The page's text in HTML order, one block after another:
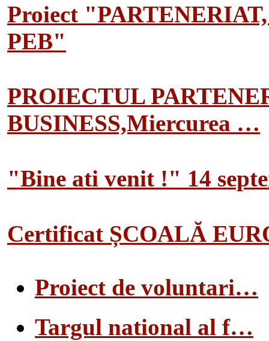
Proiect
PEB"
PROIECTUL
BUSINESS,Miercurea …
"Bine ati venit !" 14
Certificat ȘCOALĂ
Proiect de voluntari…
Targul national al f…